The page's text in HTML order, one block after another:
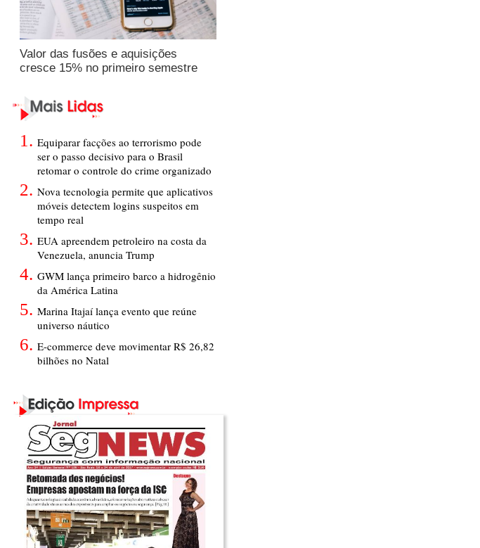
Valor das fusões e aquisições
cresce 15% no primeiro semestre
Equiparar facções ao terrorismo pode
ser o passo decisivo para o Brasil
retomar o controle do crime organizado
Nova tecnologia permite que aplicativos
móveis detectem logins suspeitos em
tempo real
EUA apreendem petroleiro na costa da
Venezuela, anuncia Trump
GWM lança primeiro barco a hidrogênio
da América Latina
Marina Itajaí lança evento que reúne
universo náutico
E-commerce deve movimentar R$ 26,82
bilhões no Natal